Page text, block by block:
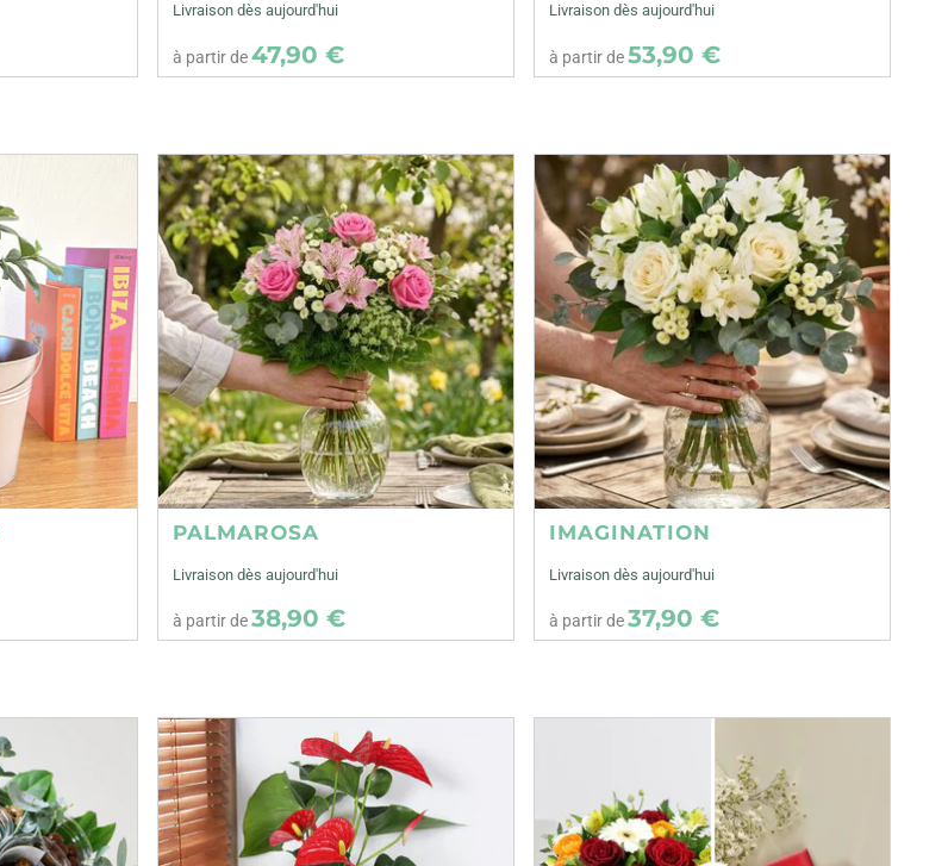
Livraison dès aujourd'hui
à partir de47,90 €
Livraison dès aujourd'hui
à partir de53,90 €
PALMAROSA
Livraison dès aujourd'hui
à partir de38,90 €
IMAGINATION
Livraison dès aujourd'hui
à partir de37,90 €